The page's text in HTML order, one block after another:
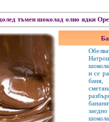
тъмен шоколад олио ядки
и се